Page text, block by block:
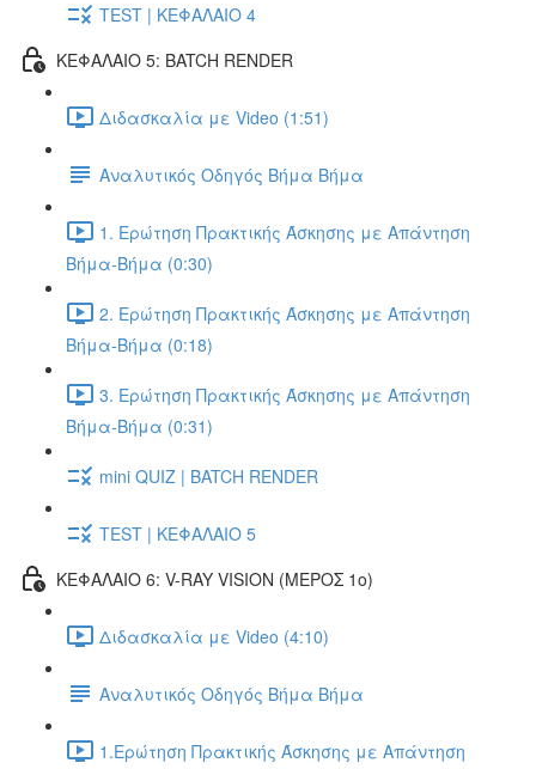
TEST | ΚΕΦΑΛΑΙΟ 4
ΚΕΦΑΛΑΙΟ 5: BATCH RENDER
Διδασκαλία με Video (1:51)
Αναλυτικός Οδηγός Βήμα Βήμα
1. Ερώτηση Πρακτικής Άσκησης με Απάντηση
Βήμα-Βήμα (0:30)
2. Ερώτηση Πρακτικής Άσκησης με Απάντηση
Βήμα-Βήμα (0:18)
3. Ερώτηση Πρακτικής Άσκησης με Απάντηση
Βήμα-Βήμα (0:31)
mini QUIZ | BATCH RENDER
TEST | ΚΕΦΑΛΑΙΟ 5
ΚΕΦΑΛΑΙΟ 6: V-RAY VISION (ΜΕΡΟΣ 1ο)
Διδασκαλία με Video (4:10)
Αναλυτικός Οδηγός Βήμα Βήμα
1.Ερώτηση Πρακτικής Άσκησης με Απάντηση